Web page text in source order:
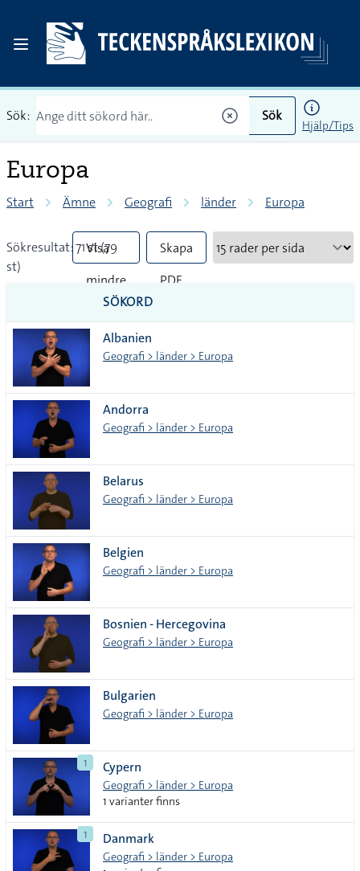
Sök: Sök
Hjälp/Tips
Europa
Start Ämne Geografi länder Europa
Sökresultat: 71 st (79
st)
Visa
mindre
tecken
Skapa
PDF
SÖKORD
Albanien
Geografi > länder > Europa
Andorra
Geografi > länder > Europa
Belarus
Geografi > länder > Europa
Belgien
Geografi > länder > Europa
Bosnien - Hercegovina
Geografi > länder > Europa
Bulgarien
Geografi > länder > Europa
1 Cypern
Geografi > länder > Europa
1 varianter finns
1 Danmark
Geografi > länder > Europa